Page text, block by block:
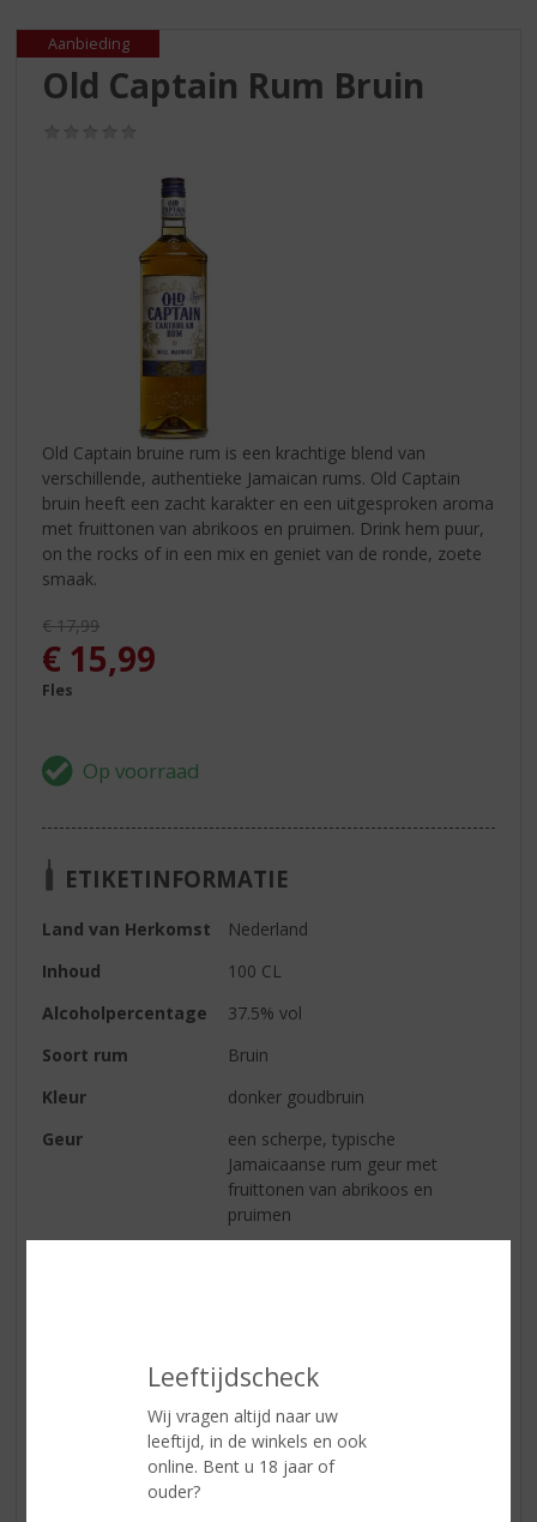
p
r
Leeftijdscheck
Wij vragen altijd naar uw
leeftijd, in de winkels en ook
online. Bent u 18 jaar of
ouder?
Aanbieding
Old Captain Rum Bruin
Old Captain bruine rum is een krachtige blend van
verschillende, authentieke Jamaican rums. Old Captain
bruin heeft een zacht karakter en een uitgesproken aroma
met fruittonen van abrikoos en pruimen. Drink hem puur,
on the rocks of in een mix en geniet van de ronde, zoete
smaak.
Originele prijs was:
€17,99
, Huidige prijs is:
€ 15,99
Fles
ETIKETINFORMATIE
Land van Herkomst
Nederland
Inhoud
100 CL
Alcoholpercentage
37.5% vol
Soort rum
Bruin
Kleur
donker goudbruin
Geur
een scherpe, typische
Jamaicaanse rum geur met
fruittonen van abrikoos en
pruimen
Reviews
Schrijf een review